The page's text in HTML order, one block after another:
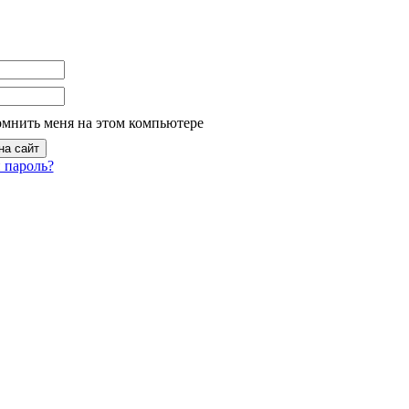
меня на этом компьютере